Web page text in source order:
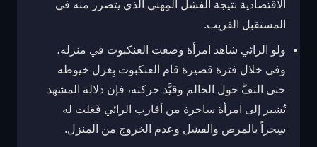
الاقتصادية نتيجة الفشل المِهني الذي يتضرر منه في
المستقبل القريب.
ولو الرائي شاهد امرأة وضعت العنكبوت في منزله،
وفي خلال فترة قصيرة قام العنكبوت بِغزل خيوطه
حتى التفَّ حول الحالم وقيَّد حركته، فإن دلالة المشهد
تُشير إلى امرأة ساحرة من أقارب الرائي فَعَلت له
سِحراً بالمرض والفشل وعدم الخروج من المنزل.